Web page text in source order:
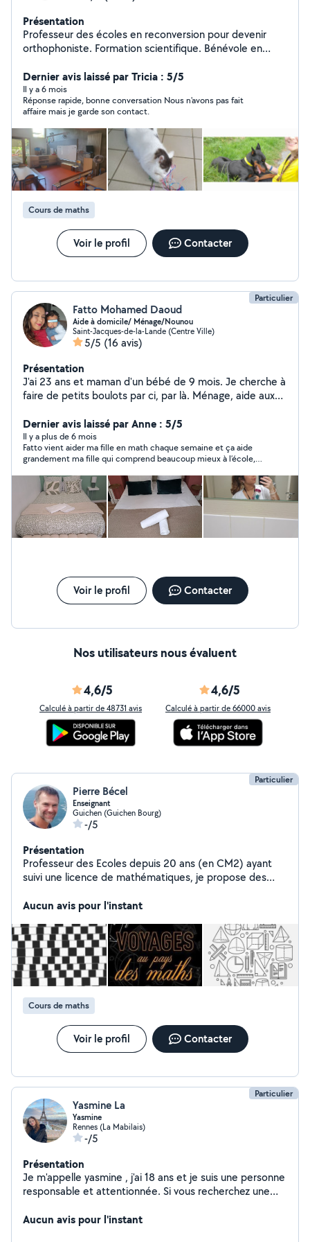
Présentation
Professeur des écoles en reconversion pour devenir
orthophoniste. Formation scientifique. Bénévole en
cours particuliers (aide aux devoirs, maths CP au
supérieur, stimulation élève de maternelle,
entraînements lecture, cours d'orthographe, cours de
physique chimie/SVT...) - petsitting (promenades ou
visites à domicile) Possibilité de paiement par CESU
pour les cours particuliers, ou pour les promenades pour
personnes dépendantes.
Dernier avis laissé par Tricia : 5/5
Il y a 6 mois
Réponse rapide, bonne conversation Nous n'avons pas fait
affaire mais je garde son contact.
Cours de maths
Voir le profil Contacter
Particulier
Fatto Mohamed Daoud
Aide à domicile/ Ménage/Nounou
Saint-Jacques-de-la-Lande (Centre Ville)
5/5 (16 avis)
Présentation
J'ai 23 ans et maman d'un bébé de 9 mois. Je cherche à
faire de petits boulots par ci, par là. Ménage, aide aux
etc....
Dernier avis laissé par Anne : 5/5
Il y a plus de 6 mois
Fatto vient aider ma fille en math chaque semaine et ça aide
grandement ma fille qui comprend beaucoup mieux à l’école,
Voir le profil Contacter
Nos utilisateurs nous évaluent
4,6/5
Calculé à partir de 48731 avis
4,6/5
Calculé à partir de 66000 avis
Particulier
Pierre Bécel
Enseignant
Guichen (Guichen Bourg)
-/5
Présentation
Professeur des Ecoles depuis 20 ans (en CM2) ayant
suivi une licence de mathématiques, je propose des
plus spécifiquement en mathématiques au lycée.
Aucun avis pour l'instant
Cours de maths
Voir le profil Contacter
Particulier
Yasmine La
Yasmine
Rennes (La Mabilais)
-/5
Présentation
Je m'appelle yasmine , j'ai 18 ans et je suis une personne
responsable et attentionnée. Si vous recherchez une
peux pour vous aider ! Je suis disponible [donner vos
Aucun avis pour l'instant